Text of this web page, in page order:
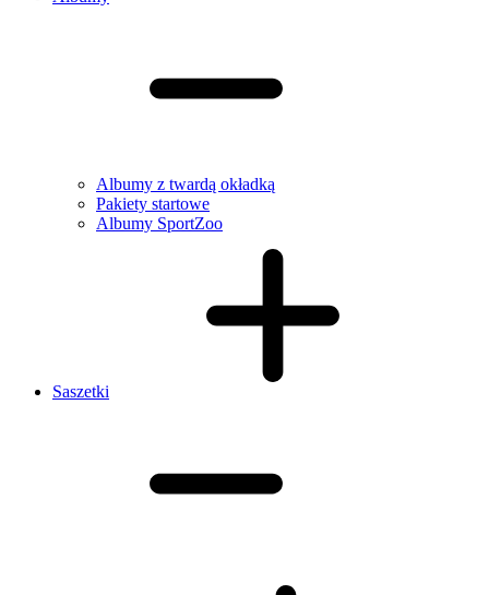
Albumy z twardą okładką
Pakiety startowe
Albumy SportZoo
Saszetki